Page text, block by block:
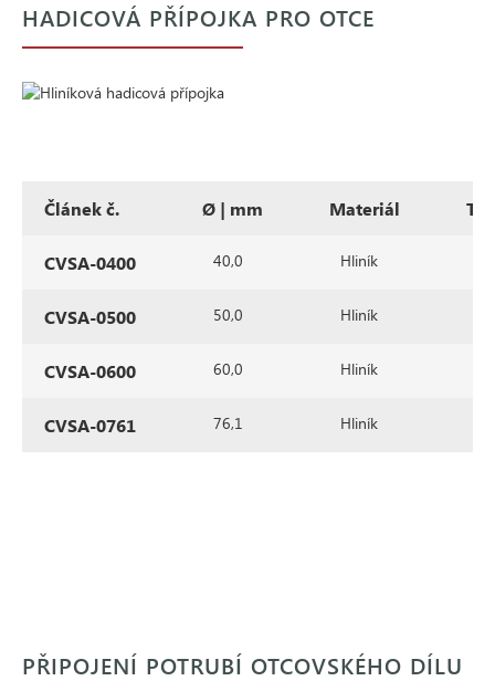
HADICOVÁ PŘÍPOJKA PRO OTCE
Článek č. Ø | mm Materiál Typ
CVSA-0400 40,0 Hliník
CVSA-0500 50,0 Hliník
CVSA-0600 60,0 Hliník
CVSA-0761 76,1 Hliník
PŘIPOJENÍ POTRUBÍ OTCOVSKÉHO DÍLU